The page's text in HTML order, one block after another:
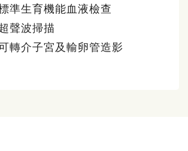
準生育機能血液檢查
聲波掃描
轉介子宮及輸卵管造影